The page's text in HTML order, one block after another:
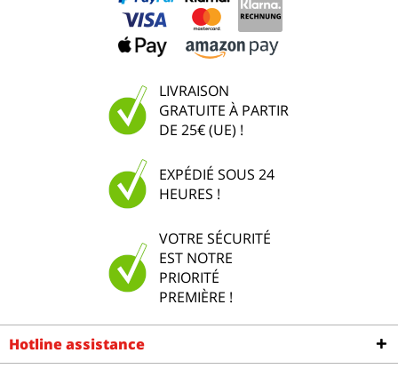
LIVRAISON
GRATUITE À PARTIR
DE 25€ (UE) !
EXPÉDIÉ SOUS 24
HEURES !
VOTRE SÉCURITÉ
EST NOTRE
PRIORITÉ
PREMIÈRE !
Hotline assistance